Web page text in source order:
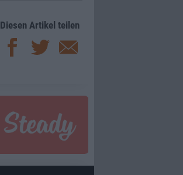
Diesen Artikel teilen